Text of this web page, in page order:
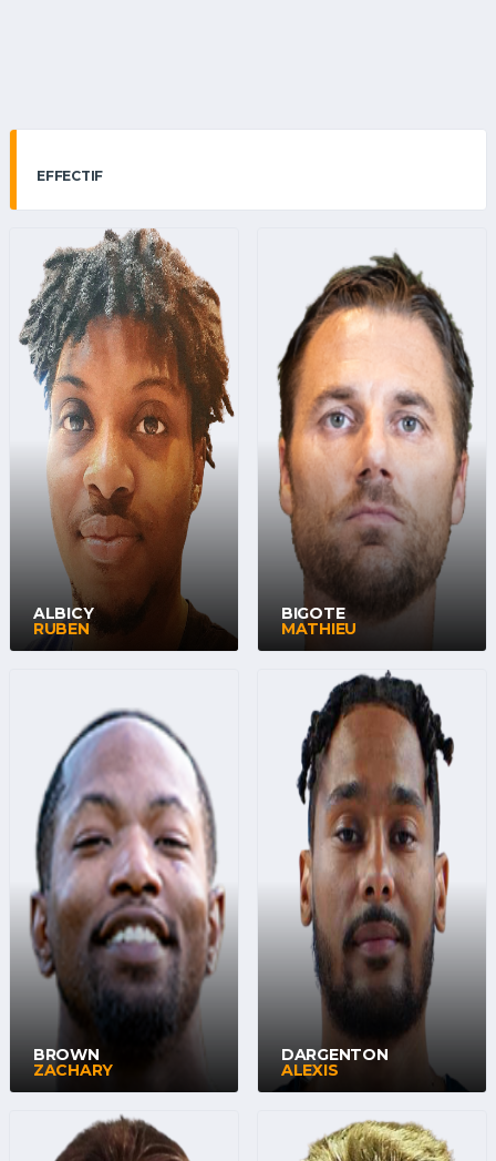
EFFECTIF
ALBICY
RUBEN
BIGOTE
MATHIEU
BROWN
ZACHARY
DARGENTON
ALEXIS